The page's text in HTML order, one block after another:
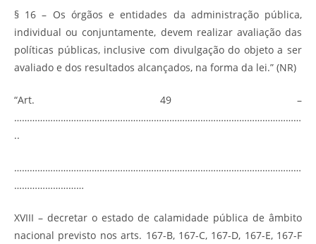
§ 16 – Os órgãos e entidades da administração pública,
individual ou conjuntamente, devem realizar avaliação das
políticas públicas, inclusive com divulgação do objeto a ser
avaliado e dos resultados alcançados, na forma da lei.” (NR)
“Art. 49 –
…………………………………………………………………………………………………
..
…………………………………………………………………………………………………
………………………
XVIII – decretar o estado de calamidade pública de âmbito
nacional previsto nos arts. 167-B, 167-C, 167-D, 167-E, 167-F